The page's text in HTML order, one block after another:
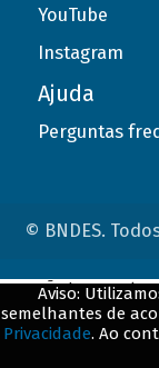
YouTube
Instagram
Ajuda
Perguntas
© BNDES.
Aviso:
semelhantes de
Privacidade. Ao
ConteÃºdo
${title}${badge}